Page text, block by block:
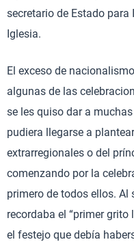
secretario de Estado
Iglesia.
El exceso de
algunas de las
se les quiso dar a
pudiera llegarse a
extrarregionales o del
comenzando por la
primero de todos ellos. Al
recordaba el “primer grito
el festejo que debía